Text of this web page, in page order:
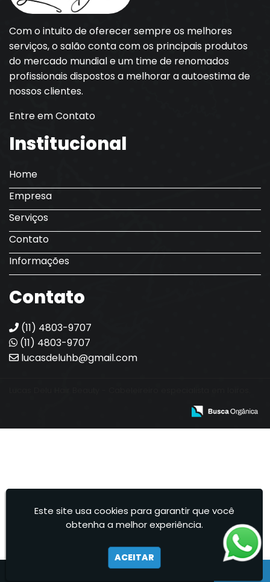
Com o intuito de oferecer sempre os melhores
serviços, o salão conta com os principais produtos
do mercado mundial e um time de renomados
profissionais dispostos a melhorar a autoestima de
nossos clientes.
Entre em Contato
Institucional
Home
Empresa
Serviços
Contato
Informações
Contato
(11) 4803-9707
(11) 4803-9707
lucasdeluhb@gmail.com
Este site usa cookies para garantir que você
obtenha a melhor experiência.
ACEITAR